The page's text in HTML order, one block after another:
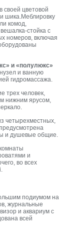
цветовой
шика.Меблировку
комод,
стойка с
номеров, включая
и «полулюкс»
и ванную
гидромассажа.
трех человек,
нижним ярусом,
четырехместных,
и душевые общие.
и
во всех
подиумом на
журнальные
и аквариум с
всей